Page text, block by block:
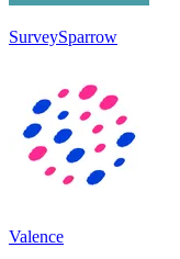
SurveySparrow
Valence